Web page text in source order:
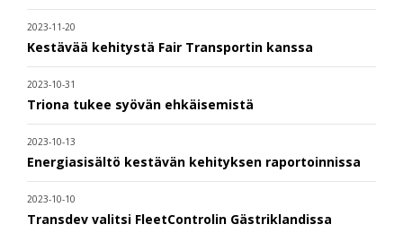
2023-11-20
Kestävää kehitystä Fair Transportin kanssa
2023-10-31
Triona tukee syövän ehkäisemistä
2023-10-13
Energiasisältö kestävän kehityksen raportoinnissa
2023-10-10
Transdev valitsi FleetControlin Gästriklandissa